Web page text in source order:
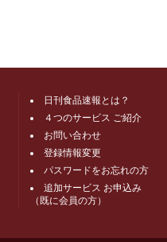
日刊食品速報とは？
４つのサービス ご紹介
お問い合わせ
登録情報変更
パスワードをお忘れの方
追加サービス お申込み
（既に会員の方）